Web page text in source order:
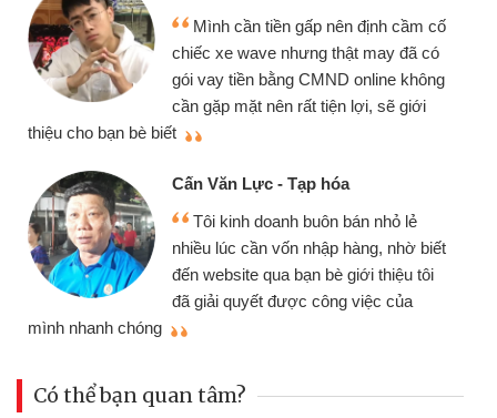
Mình cần tiền gấp nên định cầm cố
chiếc xe wave nhưng thật may đã có
gói vay tiền bằng CMND online không
cần gặp mặt nên rất tiện lợi, sẽ giới
thiệu cho bạn bè biết
Cấn Văn Lực - Tạp hóa
Tôi kinh doanh buôn bán nhỏ lẻ
nhiều lúc cần vốn nhập hàng, nhờ biết
đến website qua bạn bè giới thiệu tôi
đã giải quyết được công việc của
mình nhanh chóng
Có thể bạn quan tâm?